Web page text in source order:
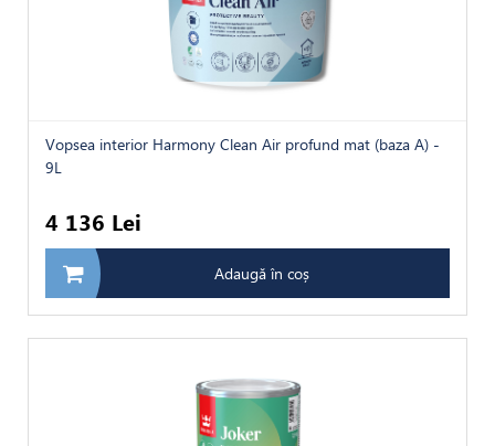
Vopsea interior Harmony Clean Air profund mat (baza A) -
9L
4 136 Lei
Adaugă în coș